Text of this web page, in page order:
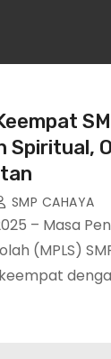
Spiritual,
SMP CAHAYA
– Masa
(MPLS)